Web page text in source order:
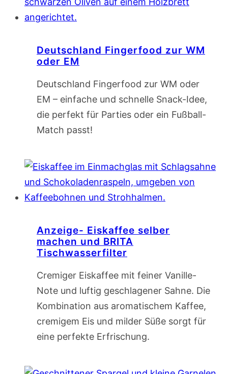
Deutschland Fingerfood zur WM
oder EM
Deutschland Fingerfood zur WM oder
EM – einfache und schnelle Snack-Idee,
die perfekt für Parties oder ein Fußball-
Match passt!
Anzeige- Eiskaffee selber
machen und BRITA
Tischwasserfilter
Cremiger Eiskaffee mit feiner Vanille-
Note und luftig geschlagener Sahne. Die
Kombination aus aromatischem Kaffee,
cremigem Eis und milder Süße sorgt für
eine perfekte Erfrischung.